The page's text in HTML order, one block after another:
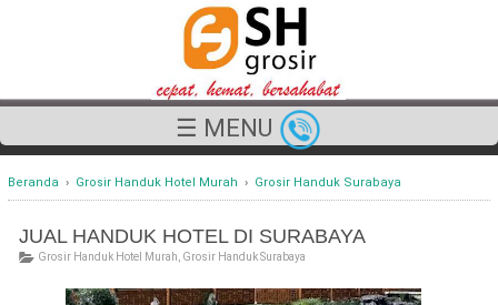
☰ MENU
Beranda › Grosir Handuk Hotel Murah › Grosir Handuk Surabaya
JUAL HANDUK HOTEL DI SURABAYA
Grosir Handuk Hotel Murah Grosir Handuk Surabaya